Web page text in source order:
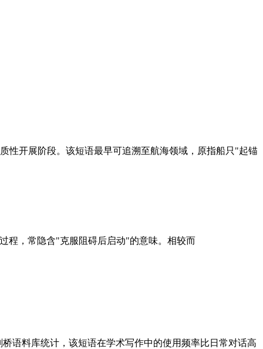
性开展阶段。该短语最早可追溯至航海领域，原指船只"起锚
程，常隐含"克服阻碍后启动"的意味。相较而
语料库统计，该短语在学术写作中的使用频率比日常对话高